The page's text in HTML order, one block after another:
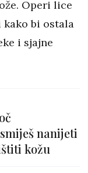
Operi lice
bi ostala
i sjajne
nanijeti
kožu